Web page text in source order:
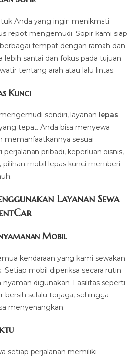
Anda yang ingin menikmati
repot mengemudi. Sopir kami siap
tempat dengan ramah dan
lebih santai dan fokus pada tujuan
tentang arah atau lalu lintas.
Kunci
sendiri, layanan lepas
tepat. Anda bisa menyewa
memanfaatkannya sesuai
perjalanan pribadi, keperluan bisnis,
pilihan mobil lepas kunci memberi
Layanan Sewa
Mobil
kendaraan yang kami sewakan
Setiap mobil diperiksa secara rutin
digunakan. Fasilitas seperti
bersih selalu terjaga, sehingga
menyenangkan.
setiap perjalanan memiliki